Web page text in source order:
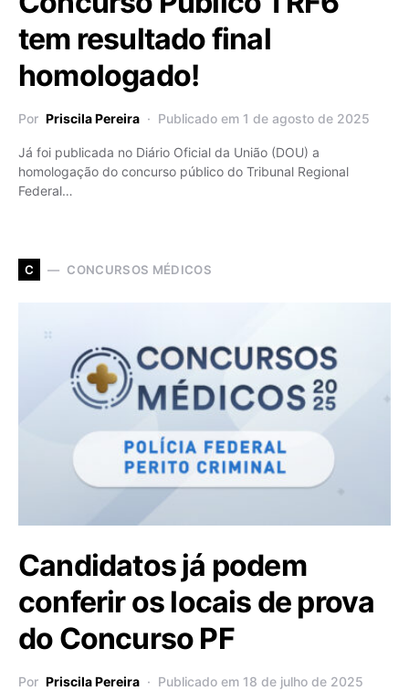
tem resultado final
homologado!
Por Priscila Pereira Publicado em 1 de agosto de 2025
Já foi publicada no Diário Oficial da União (DOU) a
homologação do concurso público do Tribunal Regional
Federal…
C CONCURSOS MÉDICOS
Candidatos já podem
conferir os locais de prova
do Concurso PF
Por Priscila Pereira Publicado em 18 de julho de 2025